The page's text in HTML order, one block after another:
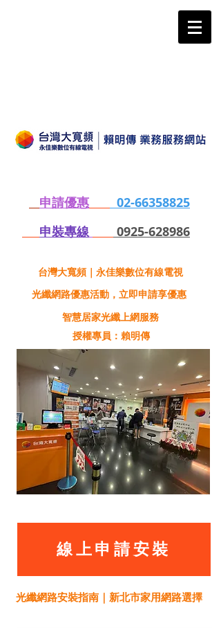
申請優惠
02-66358825
申裝專線
0925-628986
台灣大寬頻｜永佳樂數位有線電視
光纖網路優惠活動，立即申請享優惠
智慧居家光纖上網服務
授權專員：賴明傳
線上申請安裝
光纖網路安裝指南｜新北市家用網路選擇